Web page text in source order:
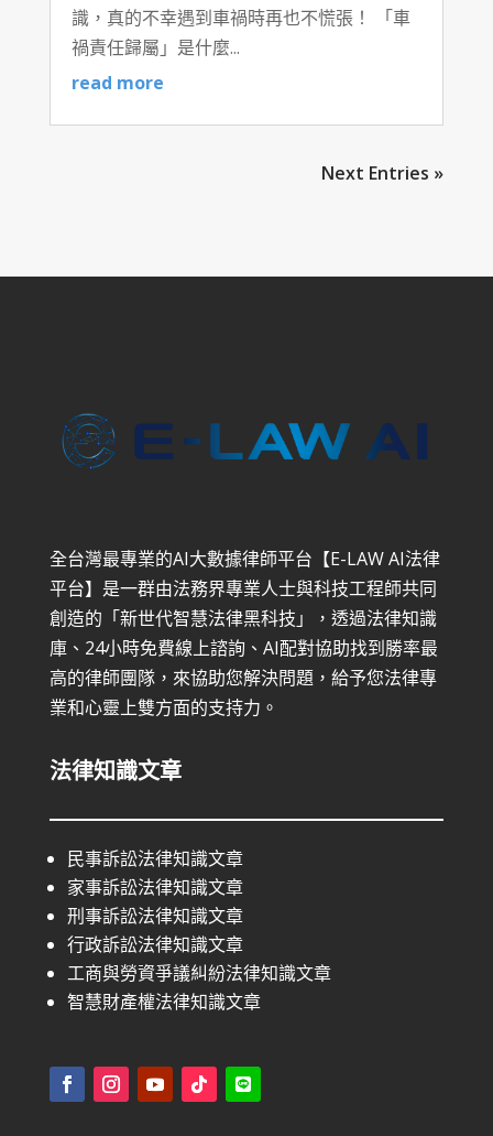
識，真的不幸遇到車禍時再也不慌張！ 「車
禍責任歸屬」是什麼...
read more
Next Entries »
全台灣最專業的AI大數據律師平台【E-LAW AI法律
平台】是一群由法務界專業人士與科技工程師共同
創造的「新世代智慧法律黑科技」，透過法律知識
庫、24小時免費線上諮詢、AI配對協助找到勝率最
高的律師團隊，來協助您解決問題，給予您法律專
業和心靈上雙方面的支持力。
法律知識文章
民事訴訟法律知識文章
家事訴訟法律知識文章
刑事訴訟法律知識文章
行政訴訟法律知識文章
工商與勞資爭議糾紛法律知識文章
智慧財產權法律知識文章